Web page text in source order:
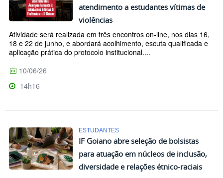
atendimento a estudantes vítimas de
violências
Atividade será realizada em três encontros on-line, nos dias 16,
18 e 22 de junho, e abordará acolhimento, escuta qualificada e
aplicação prática do protocolo institucional....
10/06/26
14h16
ESTUDANTES
IF Goiano abre seleção de bolsistas
para atuação em núcleos de inclusão,
diversidade e relações étnico-raciais